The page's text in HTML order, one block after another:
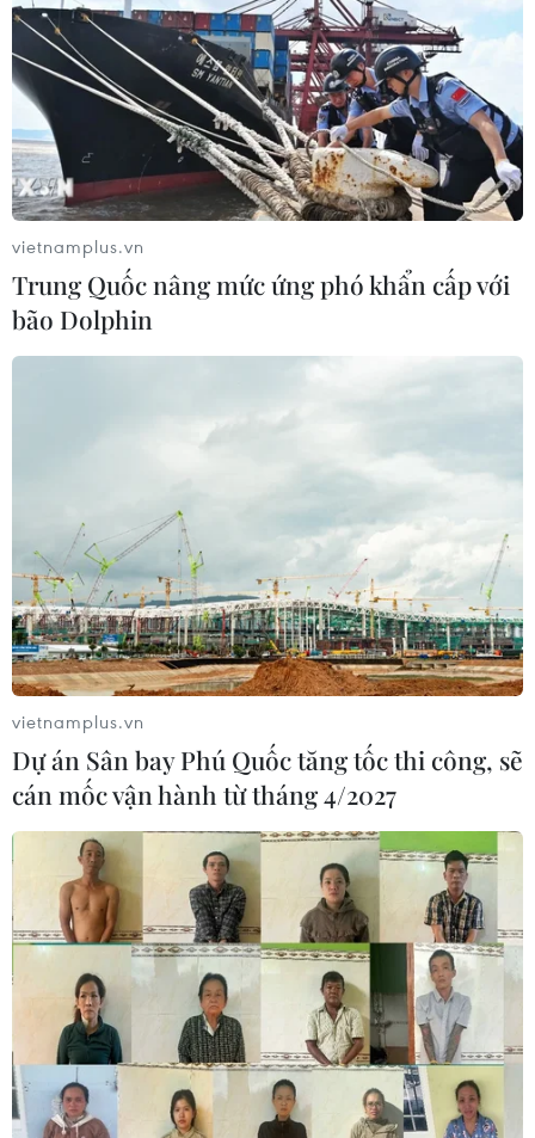
vietnamplus.vn
Trung Quốc nâng mức ứng phó khẩn cấp với
bão Dolphin
vietnamplus.vn
Dự án Sân bay Phú Quốc tăng tốc thi công, sẽ
cán mốc vận hành từ tháng 4/2027